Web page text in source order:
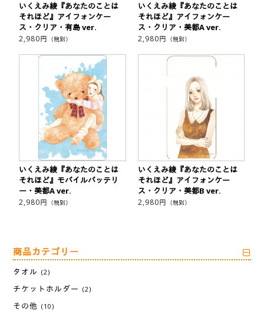
いくえみ綾『あなたのことは
それほど』アイフォンケー
ス・クリア・有島 ver.
2,980円 （税別）
いくえみ綾『あなたのことは
それほど』アイフォンケー
ス・クリア・美都A ver.
2,980円 （税別）
いくえみ綾『あなたのことは
それほど』モバイルバッテリ
ー・美都A ver.
2,980円 （税別）
いくえみ綾『あなたのことは
それほど』アイフォンケー
ス・クリア・美都B ver.
2,980円 （税別）
商品カテゴリー
タオル (2)
チケットホルダー (2)
その他 (10)